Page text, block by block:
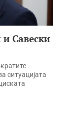
Савески
ситуацијата